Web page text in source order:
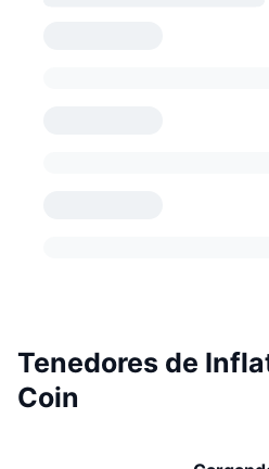
Tenedores de
Coin